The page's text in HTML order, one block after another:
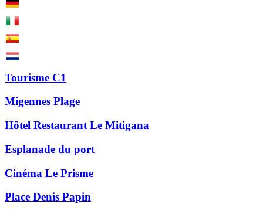
Tourisme C1
Migennes Plage
Hôtel Restaurant Le Mitigana
Esplanade du port
Cinéma Le Prisme
Place Denis Papin